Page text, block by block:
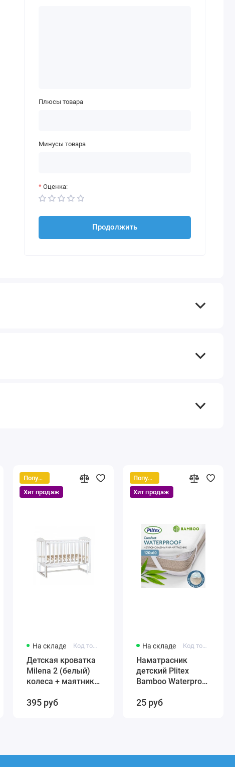
Плюсы товара
Минусы товара
Оценка:
Продолжить
Популярный
Хит продаж
На складе Код товара: 431384246-12321
Детская кроватка
Milena 2 (белый)
колеса + маятник
быстросъемная
395 руб
Популярный
Хит продаж
На складе Код товара: 4811599005859
Наматрасник
детский Plitex
Bamboo Waterproof
арт. НН-02.1
25 руб